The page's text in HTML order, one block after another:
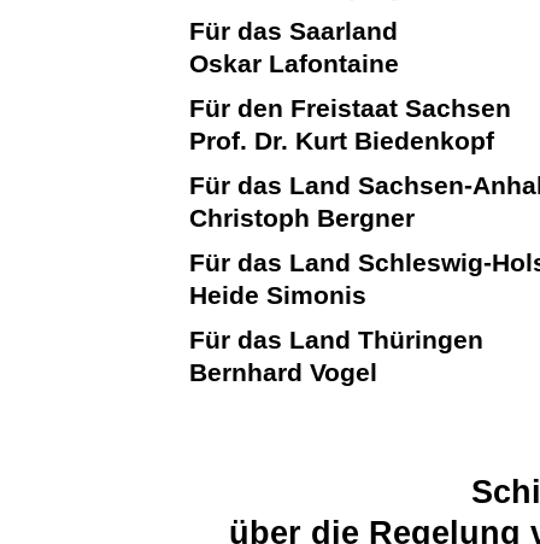
Für das Saarland
Oskar Lafontaine
Für den Freistaat Sachsen
Prof. Dr. Kurt Biedenkopf
Für das Land Sachsen-
Christoph Bergner
Für das Land Schleswig-
Heide Simonis
Für das Land Thüringen
Bernhard Vogel
über die Regelung